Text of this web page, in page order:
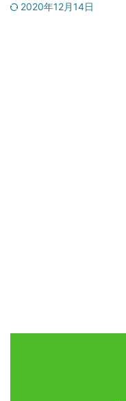
2020年12月14日